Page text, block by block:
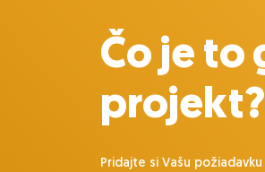
Čo je to
projekt?
Pridajte si Vašu